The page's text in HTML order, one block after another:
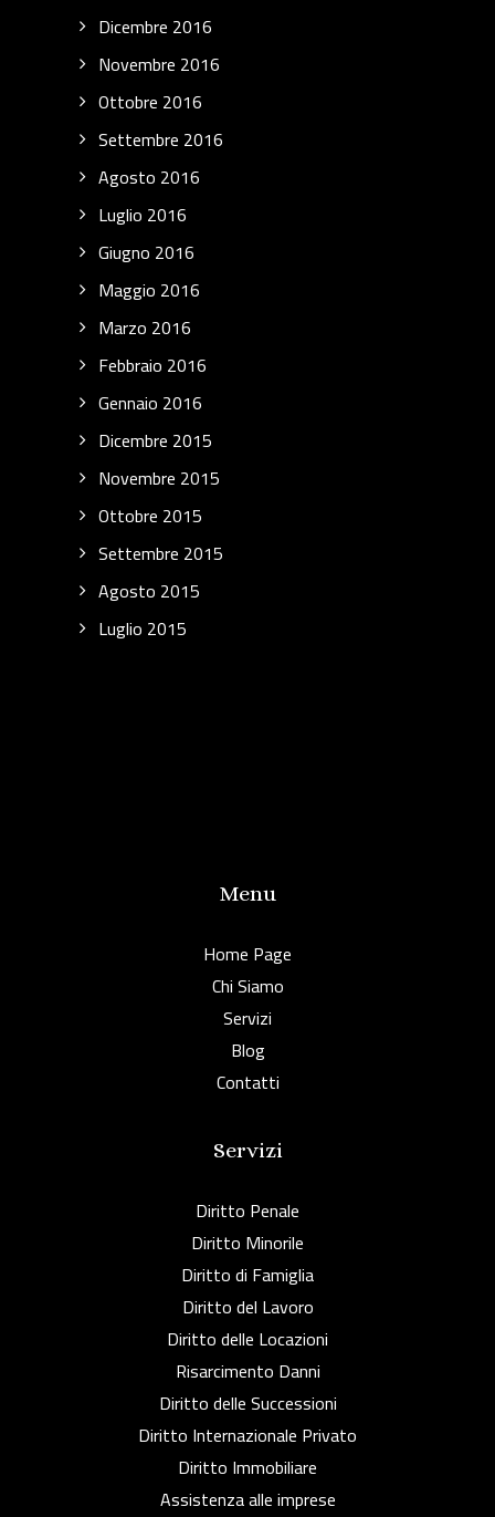
Dicembre 2016
Novembre 2016
Ottobre 2016
Settembre 2016
Agosto 2016
Luglio 2016
Giugno 2016
Maggio 2016
Marzo 2016
Febbraio 2016
Gennaio 2016
Dicembre 2015
Novembre 2015
Ottobre 2015
Settembre 2015
Agosto 2015
Luglio 2015
Menu
Home Page
Chi Siamo
Servizi
Blog
Contatti
Servizi
Diritto Penale
Diritto Minorile
Diritto di Famiglia
Diritto del Lavoro
Diritto delle Locazioni
Risarcimento Danni
Diritto delle Successioni
Diritto Internazionale Privato
Diritto Immobiliare
Assistenza alle imprese